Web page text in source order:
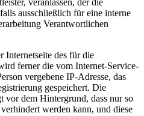
veranlassen, der die
ausschließlich für eine interne
Verantwortlichen
Internetseite des für die
ferner die vom Internet-Service-
vergebene IP-Adresse, das
gespeichert. Die
vor dem Hintergrund, dass nur so
werden kann, und diese